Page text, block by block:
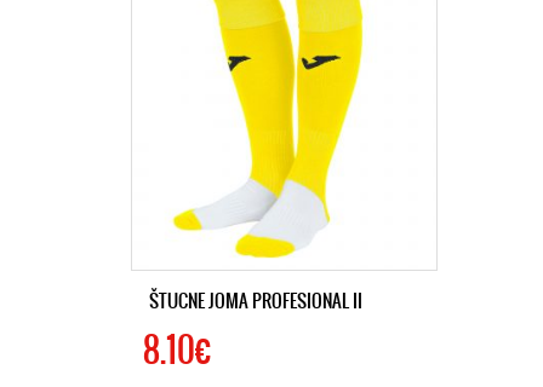
ŠTUCNE JOMA PROFESIONAL II
8.10€